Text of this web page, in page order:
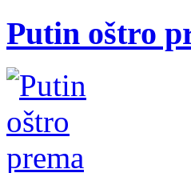
Putin oštro